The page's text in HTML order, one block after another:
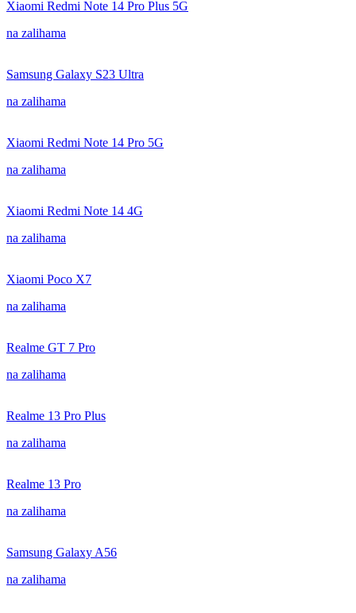
Xiaomi Redmi Note 14 Pro Plus 5G
na zalihama
Samsung Galaxy S23 Ultra
na zalihama
Xiaomi Redmi Note 14 Pro 5G
na zalihama
Xiaomi Redmi Note 14 4G
na zalihama
Xiaomi Poco X7
na zalihama
Realme GT 7 Pro
na zalihama
Realme 13 Pro Plus
na zalihama
Realme 13 Pro
na zalihama
Samsung Galaxy A56
na zalihama